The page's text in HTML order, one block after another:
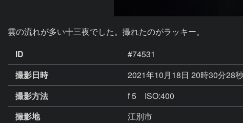
雲の流れが多い十三夜でした。撮れたのがラッキー。
ID
#74531
撮影日時
2021年10月18日 20時30分28秒
撮影方法
f 5 ISO:400
撮影地
江別市